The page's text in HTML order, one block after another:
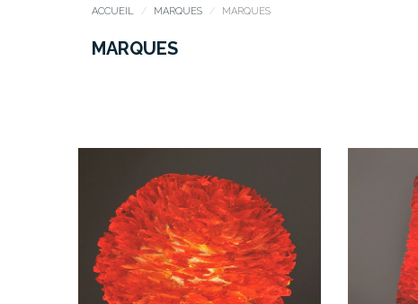
ACCUEIL MARQUES MARQUES
MARQUES